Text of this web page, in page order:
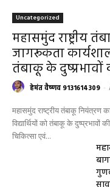
Uncategorized
महासमुंद राष्ट्रीय
जागरूकता
तंबाकू के दुष्प्रभावों
हेमंत वैष्णव 9131614309 -
महासमुंद राष्ट्रीय तंबाकू नियंत्रण
विद्यार्थियों को तंबाकू के
चिकित्सा एवं...